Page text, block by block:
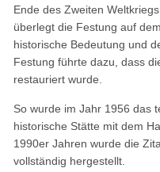
Ende des Zweiten
überlegt die Festung auf
historische Bedeutung und
Festung führte dazu, dass
restauriert wurde.
So wurde im Jahr 1956 das
historische Stätte mit dem
1990er Jahren wurde die
vollständig hergestellt.